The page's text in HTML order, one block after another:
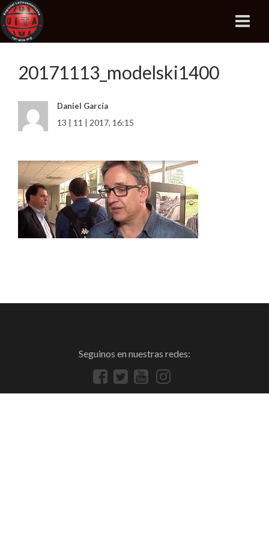
20171113_modelski1400
Daniel García
13 | 11 | 2017, 16:15
Seguinos en nuestras redes: